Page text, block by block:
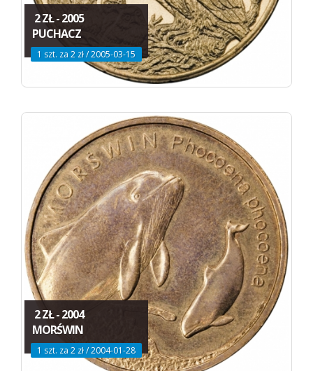
2 ZŁ - 2005
PUCHACZ
1 szt. za 2 zł / 2005-03-15
2 ZŁ - 2004
MORŚWIN
1 szt. za 2 zł / 2004-01-28